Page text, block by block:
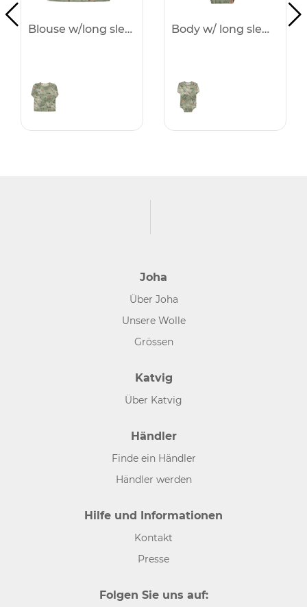
Blouse w/long sleeves -25% Body w/ long sleeves -25%
Joha
Über Joha
Unsere Wolle
Grössen
Katvig
Über Katvig
Händler
Finde ein Händler
Händler werden
Hilfe und Informationen
Kontakt
Presse
Folgen Sie uns auf: